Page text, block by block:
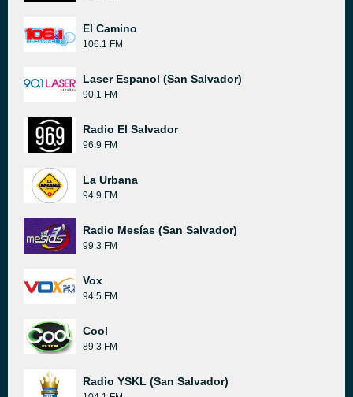
El Camino
106.1 FM
Laser Espanol (San Salvador)
90.1 FM
Radio El Salvador
96.9 FM
La Urbana
94.9 FM
Radio Mesías (San Salvador)
99.3 FM
Vox
94.5 FM
Cool
89.3 FM
Radio YSKL (San Salvador)